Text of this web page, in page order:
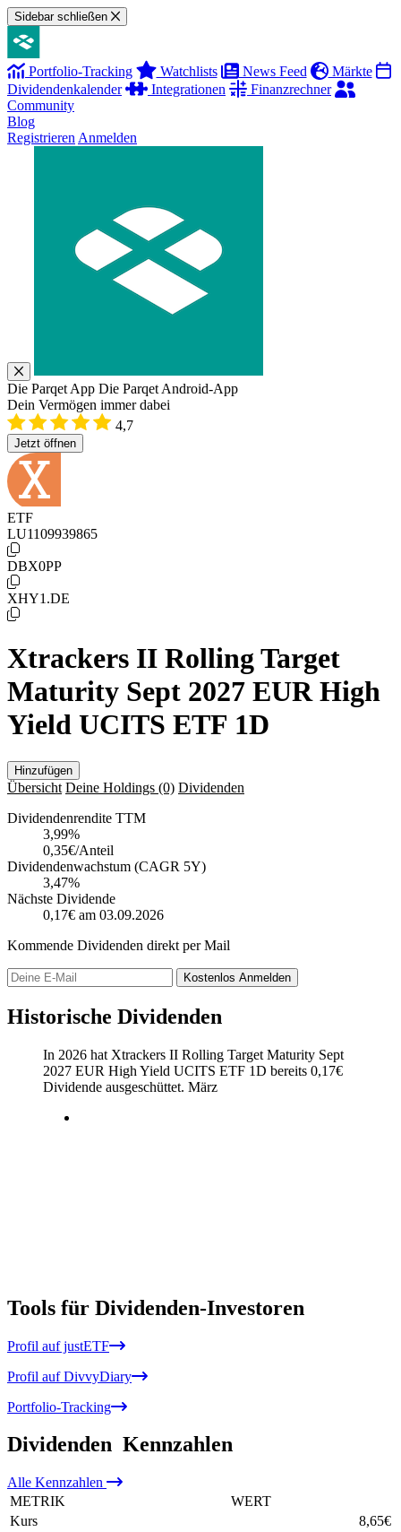
Sidebar schließen
Portfolio-Tracking Watchlists News Feed
Märkte
Dividendenkalender
Integrationen
Finanzrechner
Community
Blog
Registrieren Anmelden
Die Parqet App Die Parqet Android-App
Dein Vermögen immer dabei
4,7
Jetzt öffnen
ETF
LU1109939865
DBX0PP
XHY1.DE
Xtrackers II Rolling Target
Maturity Sept 2027 EUR High
Yield UCITS ETF 1D
Hinzufügen
Übersicht Deine Holdings (0) Dividenden
Dividendenrendite TTM
3,99%
0,35€/Anteil
Dividendenwachstum (CAGR 5Y)
3,47%
Nächste Dividende
0,17€ am 03.09.2026
Kommende Dividenden direkt per Mail
Kostenlos Anmelden
Historische Dividenden
In 2026 hat Xtrackers II Rolling Target Maturity Sept
2027 EUR High Yield UCITS ETF 1D bereits 0,17€
Dividende ausgeschüttet. März
Tools für Dividenden-Investoren
Profil auf justETF
Profil auf DivvyDiary
Portfolio-Tracking
Dividenden Kennzahlen
Alle Kennzahlen
METRIK
WERT
Kurs
8,65€